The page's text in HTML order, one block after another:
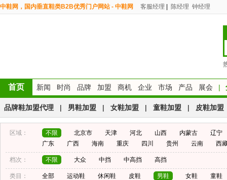
中鞋网，国内垂直鞋类B2B优秀门户网站 - 中鞋网 客服经理 陈经理 钟经理
首页 新闻 时尚 品牌 加盟 商机 企业 市场 产品 展会 |
品牌鞋加盟代理 | 男鞋加盟 | 女鞋加盟 | 童鞋加盟 | 皮鞋加盟
区域： 不限 北京市 天津 河北 山西 内蒙古
辽宁
广东
广西 海南 重庆 四川 贵州 云南 西
档次： 不限 大众 中挡 中高挡 高挡
类目： 全部 运动鞋 休闲鞋 皮鞋 男鞋 女鞋 童鞋